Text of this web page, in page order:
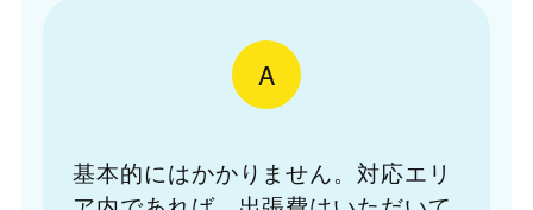
A
基本的にはかかりません。対応エリ